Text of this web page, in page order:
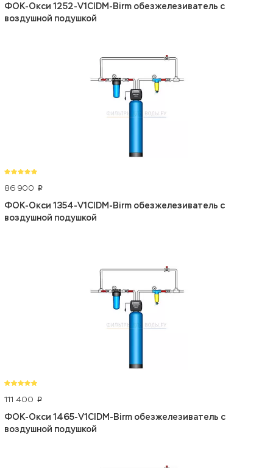
ФОК-Окси 1252-V1CIDM-Birm обезжелезиватель с
воздушной подушкой
86 900 p
ФОК-Окси 1354-V1CIDM-Birm обезжелезиватель с
воздушной подушкой
111 400 p
ФОК-Окси 1465-V1CIDM-Birm обезжелезиватель с
воздушной подушкой